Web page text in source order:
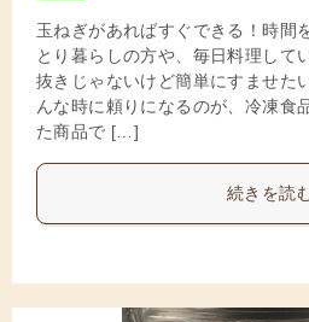
玉ねぎがあればすぐできる！時間
とり暮らしの方や、毎日料理して
抜きじゃないけど簡単にすませた
んな時に頼りになるのが、冷凍食
た商品で […]
続きを読